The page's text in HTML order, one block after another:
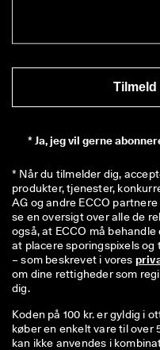
*Ja, jeg vil gerne
* Når du tilmelder dig,
produkter, tjenester,
AG og andre ECCO
se en oversigt over alle de
også, at ECCO må
at placere sporingspixels og
– som beskrevet i vores
om dine rettigheder som
dig.
Koden på 100 kr. er gyldig i
køber en enkelt vare til over
kan ikke anvendes i